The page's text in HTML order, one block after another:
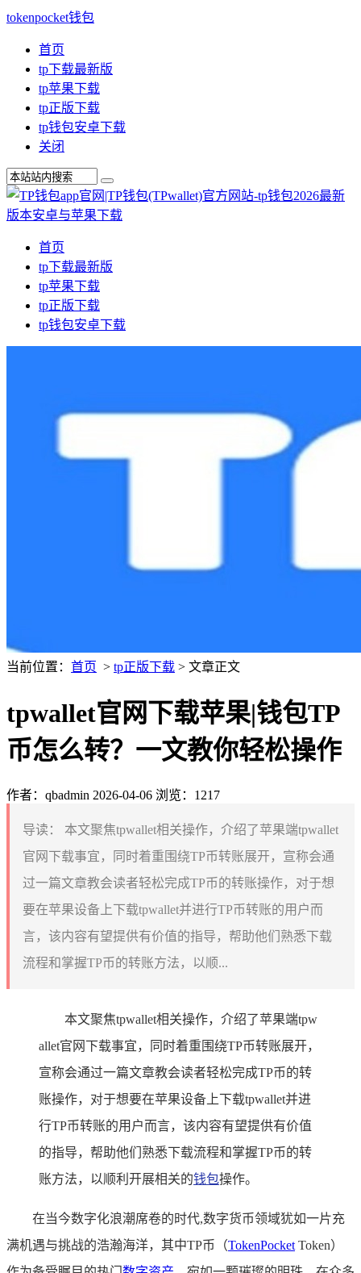
tokenpocket钱包
首页
tp下载最新版
tp苹果下载
tp正版下载
tp钱包安卓下载
关闭
首页
tp下载最新版
tp苹果下载
tp正版下载
tp钱包安卓下载
当前位置： 首页 > tp正版下载 > 文章正文
tpwallet官网下载苹果|钱包TP
币怎么转？一文教你轻松操作
作者：qbadmin 2026-04-06 浏览：1217
导读：
本文聚焦tpwallet相关操作，介绍了苹果端tpwallet
官网下载事宜，同时着重围绕TP币转账展开，宣称会通
过一篇文章教会读者轻松完成TP币的转账操作，对于想
要在苹果设备上下载tpwallet并进行TP币转账的用户而
言，该内容有望提供有价值的指导，帮助他们熟悉下载
流程和掌握TP币的转账方法，以顺...
本文聚焦tpwallet相关操作，介绍了苹果端tpw
allet官网下载事宜，同时着重围绕TP币转账展开，
宣称会通过一篇文章教会读者轻松完成TP币的转
账操作，对于想要在苹果设备上下载tpwallet并进
行TP币转账的用户而言，该内容有望提供有价值
的指导，帮助他们熟悉下载流程和掌握TP币的转
账方法，以顺利开展相关的钱包操作。
在当今数字化浪潮席卷的时代,数字货币领域犹如一片充
满机遇与挑战的浩瀚海洋，其中TP币（TokenPocket Token）